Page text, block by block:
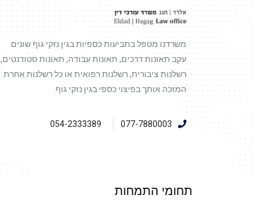
משרדנו מטפל בתביעות כספיות בגין נזקי גוף שונים
עקב תאונות דרכים, תאונות עבודה, תאונות סטודנטים,
רשלנות ציבורית, רשלנות רפואית או כל רשלנות אחרת
המזכה אותך בפיצוי כספי בגין נזקי גוף.
077-7880003
054-2333389
תחומי התמחות